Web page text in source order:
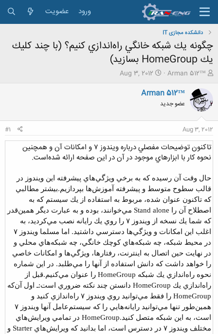
ورود عضویت
دانشکده مجازی IT
چگونه يك شبكه خانگي راه‌اندازي کنيم؟ (با چند كليك
يك HomeGroup بسازيد)
ش
و
ع
ک
ه
م
و
و
ع
Arman 512™
ت
ر
ع
Aug 3, 2012
Arman 512™
عضو جدید
Aug 3, 2012
#1
تاكنون توضيحات مفصلي درباره ويندوز ۷ و امكانات آن و همچنين
نحوه كار با ابزارهاي موجود در آن در اين صفحه ارائه شده‌است.
حال وقت آن رسيده كه به برخي ويژگي‌هاي پيشرفته اين ويندوز در
قالب سطوح متوسط و پيشرفته آموزش‌ها بپردازيم.بيشتر مطالبي
كه تاكنون عنوان شده، مربوط به استفاده از يك سيستم كه به
اصطلاح آن را Stand alone مي‌خوانند، بوده و به عبارت ديگر همين‌قدر
كه شما يك نسخه از ويندوز ۷ را روي يك رايانه نصب مي‌كرديد، به
اغلب اين امكانات و ويژگي‌ها دسترسي داشتيد. اما مسلما ويندوز ۷
در محيط شبكه،‌ چه شبكه‌هاي كوچك خانگي، چه شبكه‌هاي محلي و
در نهايت حين اتصال به اينترنت، رفتارها، ويژگي‌ها و امكانات خاصي
را خواهد داشت كه دانش استفاده از آنها را مي‌طلبد. در اين شماره
نحوه راه‌اندازي يك شبكه HomeGroup را عنوان مي‌كنيم.
قبل از
راه‌اندازي يك HomeGroup دانستن چند نكته ضروري است:
ـ اول آن‌كه
HomeGroup را فقط مي‌توانيد روي ويندوز ۷ راه‌اندازي كنيد و
همين‌طور تنها مي‌توانيد رايانه‌هايي را كه سيستم‌عامل آنها ويندوز ۷
است، به اين شبكه متصل كنيد.
HomeGroup در تمامي ويرايش‌هاي
مختلف ويندوز ۷ در دسترس است، اما بدانيد كه ويرايش‌هاي Starter و